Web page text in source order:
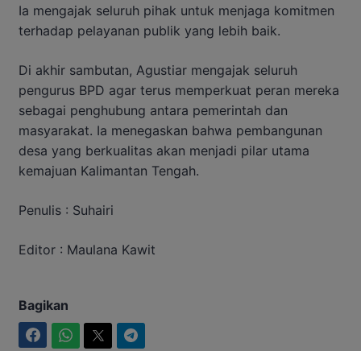
Ia mengajak seluruh pihak untuk menjaga komitmen
terhadap pelayanan publik yang lebih baik.
Di akhir sambutan, Agustiar mengajak seluruh
pengurus BPD agar terus memperkuat peran mereka
sebagai penghubung antara pemerintah dan
masyarakat. Ia menegaskan bahwa pembangunan
desa yang berkualitas akan menjadi pilar utama
kemajuan Kalimantan Tengah.
Penulis : Suhairi
Editor : Maulana Kawit
Bagikan